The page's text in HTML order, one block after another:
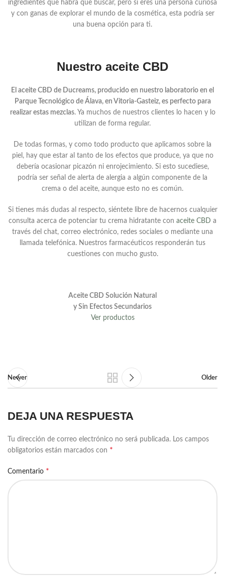
ingredientes que habrá que buscar, pero si eres una persona curiosa
y con ganas de explorar el mundo de la cosmética, esta podría ser
una buena opción para ti.
Nuestro aceite CBD
El aceite CBD de Ducreams, producido en nuestro laboratorio en el
Parque Tecnológico de Álava, en Vitoria-Gasteiz, es perfecto para
realizar estas mezclas. Ya muchos de nuestros clientes lo hacen y lo
utilizan de forma regular.
De todas formas, y como todo producto que aplicamos sobre la
piel, hay que estar al tanto de los efectos que produce, ya que no
debería ocasionar picazón ni enrojecimiento. Si esto sucediese,
podría ser señal de alerta de alergia a algún componente de la
crema o del aceite, aunque esto no es común.
Si tienes más dudas al respecto, siéntete libre de hacernos cualquier
consulta acerca de potenciar tu crema hidratante con aceite CBD a
través del chat, correo electrónico, redes sociales o mediante una
llamada telefónica. Nuestros farmacéuticos responderán tus
cuestiones con mucho gusto.
Aceite CBD Solución Natural
y Sin Efectos Secundarios
Ver productos
Newer Older
DEJA UNA RESPUESTA
Tu dirección de correo electrónico no será publicada. Los campos
obligatorios están marcados con *
Comentario *